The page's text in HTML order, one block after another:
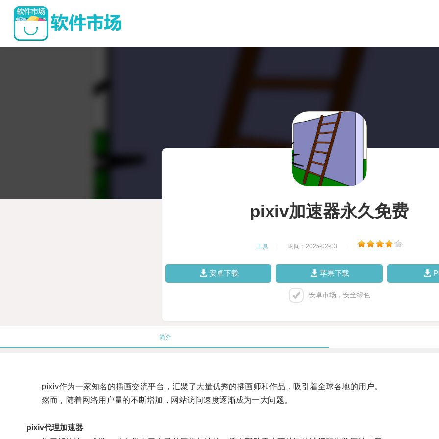
pixiv加速器永久免费
工具 时间：2025-02-03
安卓下载 苹果下载
安卓市场，安全绿色
简介
pixiv作为一家知名的插画交流平台，汇聚了大量优秀的插画师和作品，吸引着全球各地的用户。
然而，随着网络用户量的不断增加，网站访问速度逐渐成为一大问题。
pixiv代理加速器